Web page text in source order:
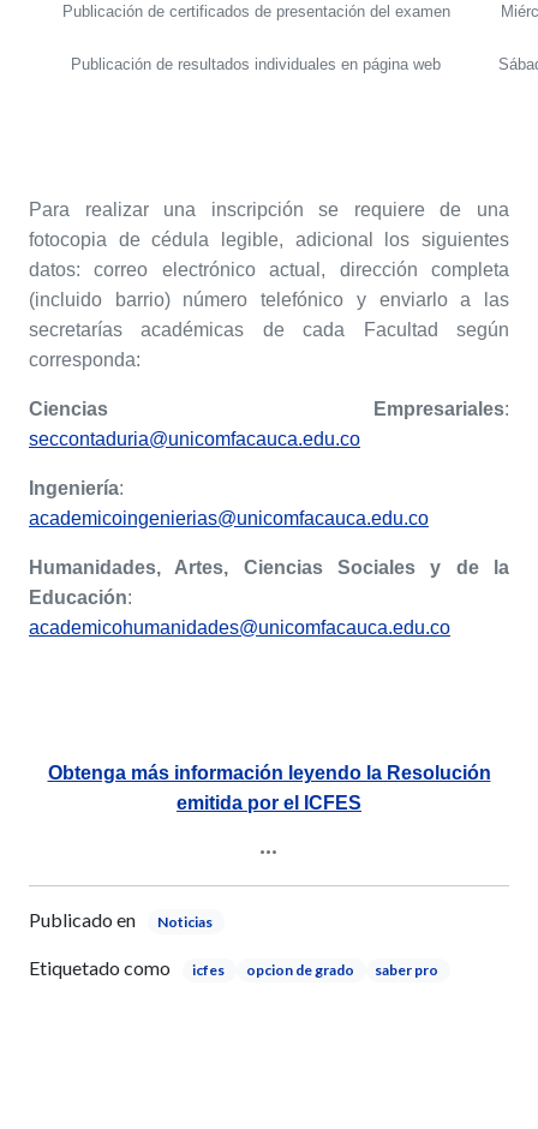
Publicación de certificados de presentación del examen
Publicación de resultados individuales en página web
Para realizar una inscripción se requiere de una
fotocopia de cédula legible, adicional los siguientes
datos: correo electrónico actual, dirección completa
(incluido barrio) número telefónico y enviarlo a las
secretarías académicas de cada Facultad según
corresponda:
Ciencias Empresariales:
seccontaduria@unicomfacauca.edu.co
Ingeniería:
academicoingenierias@unicomfacauca.edu.co
Humanidades, Artes, Ciencias Sociales y de la
Educación:
academicohumanidades@unicomfacauca.edu.co
Obtenga más información leyendo la Resolución
emitida por el ICFES
Publicado en Noticias
Etiquetado como icfes opcion de grado saber pro